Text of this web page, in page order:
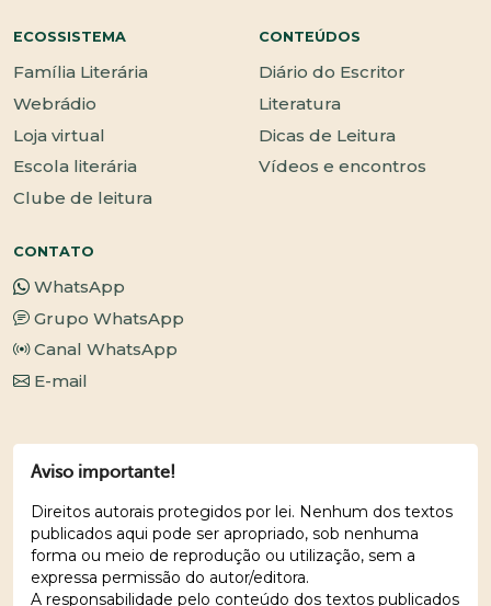
ECOSSISTEMA
Família Literária
Webrádio
Loja virtual
Escola literária
Clube de leitura
CONTEÚDOS
Diário do Escritor
Literatura
Dicas de Leitura
Vídeos e encontros
CONTATO
WhatsApp
Grupo WhatsApp
Canal WhatsApp
E-mail
Aviso importante!
Direitos autorais protegidos por lei. Nenhum dos textos
publicados aqui pode ser apropriado, sob nenhuma
forma ou meio de reprodução ou utilização, sem a
expressa permissão do autor/editora.
A responsabilidade pelo conteúdo dos textos publicados